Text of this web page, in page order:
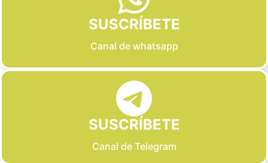
SUSCRÍBETE
Canal de whatsapp
SUSCRÍBETE
Canal de Telegram